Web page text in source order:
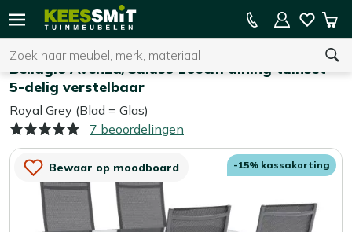
Kees
Tuinmeubelen
Zoeken
U heeft geen product(en) in uw winkelwagen.
15% kassakorting op de hele collectie
Bellagio Avenza/Caluso 160cm dining tuinset
5-delig verstelbaar
Royal Grey (Blad = Glas)
7 beoordelingen
Bewaar op moodboard -15% kassakorting